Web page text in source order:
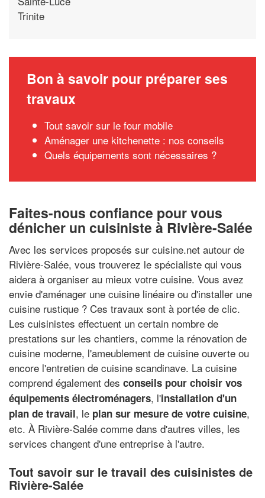
Trinite
Bon à savoir pour préparer ses
travaux
Tout savoir sur le four mobile
Aménager une kitchenette : nos conseils
Quels équipements sont nécessaires ?
Faites-nous confiance pour vous
dénicher un cuisiniste à Rivière-Salée
Avec les services proposés sur cuisine.net autour de
Rivière-Salée, vous trouverez le spécialiste qui vous
aidera à organiser au mieux votre cuisine. Vous avez
envie d'aménager une cuisine linéaire ou d'installer une
cuisine rustique ? Ces travaux sont à portée de clic.
Les cuisinistes effectuent un certain nombre de
prestations sur les chantiers, comme la rénovation de
cuisine moderne, l'ameublement de cuisine ouverte ou
encore l'entretien de cuisine scandinave. La cuisine
comprend également des conseils pour choisir vos
équipements électroménagers, l'installation d'un
plan de travail, le plan sur mesure de votre cuisine,
etc. À Rivière-Salée comme dans d'autres villes, les
services changent d'une entreprise à l'autre.
Tout savoir sur le travail des cuisinistes de
Rivière-Salée